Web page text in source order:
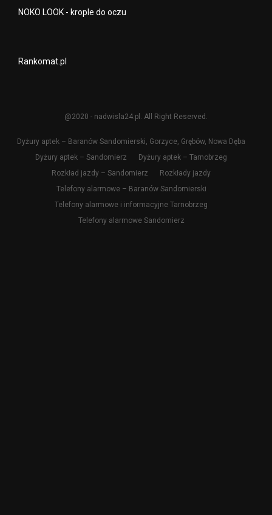
NOKO LOOK - krople do oczu
Rankomat.pl
@2020 - nadwisla24.pl. All Right Reserved.
Dyżury aptek – Baranów Sandomierski, Gorzyce, Grębów, Nowa Dęba
Dyżury aptek – Sandomierz
Dyżury aptek – Tarnobrzeg
Rozkład jazdy – Sandomierz
Rozkłady jazdy
Telefony alarmowe – Baranów Sandomierski
Telefony alarmowe i informacyjne Tarnobrzeg
Telefony alarmowe Sandomierz